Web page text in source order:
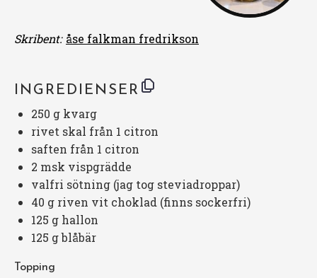
Skribent: åse falkman fredrikson
INGREDIENSER
250 g kvarg
rivet skal från 1 citron
saften från 1 citron
2 msk vispgrädde
valfri sötning (jag tog steviadroppar)
40 g riven vit choklad (finns sockerfri)
125 g hallon
125 gblåbär
Topping